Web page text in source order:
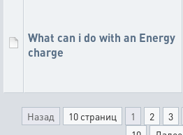
What can i do with an Energy
charge
Назад 10 страниц 1 2 3